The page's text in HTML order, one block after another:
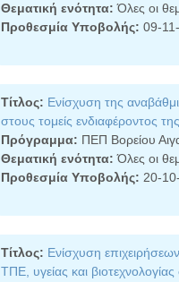
Θεματική ενότητα: Όλες οι
Προθεσμία Υποβολής: 09-
Τίτλος: Ενίσχυση της
στους τομείς ενδιαφέροντος
Πρόγραμμα: ΠΕΠ Βορείου
Θεματική ενότητα: Όλες οι
Προθεσμία Υποβολής: 20-
Τίτλος: Ενίσχυση
ΤΠΕ, υγείας και